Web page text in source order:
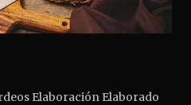
Elaboración Elaborado